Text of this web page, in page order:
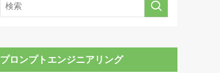
プロンプトエンジニアリング